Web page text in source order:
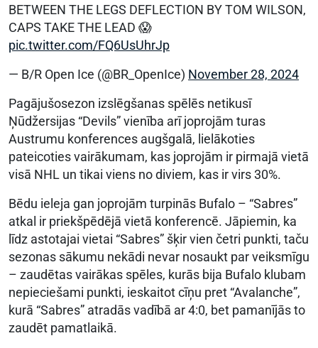
BETWEEN THE LEGS DEFLECTION BY TOM WILSON,
CAPS TAKE THE LEAD 😱
pic.twitter.com/FQ6UsUhrJp
— B/R Open Ice (@BR_OpenIce) November 28, 2024
Pagājušosezon izslēgšanas spēlēs netikusī
Ņūdžersijas “Devils” vienība arī joprojām turas
Austrumu konferences augšgalā, lielākoties
pateicoties vairākumam, kas joprojām ir pirmajā vietā
visā NHL un tikai viens no diviem, kas ir virs 30%.
Bēdu ieleja gan joprojām turpinās Bufalo – “Sabres”
atkal ir priekšpēdējā vietā konferencē. Jāpiemin, ka
līdz astotajai vietai “Sabres” šķir vien četri punkti, taču
sezonas sākumu nekādi nevar nosaukt par veiksmīgu
– zaudētas vairākas spēles, kurās bija Bufalo klubam
nepieciešami punkti, ieskaitot cīņu pret “Avalanche”,
kurā “Sabres” atradās vadībā ar 4:0, bet pamanījās to
zaudēt pamatlaikā.